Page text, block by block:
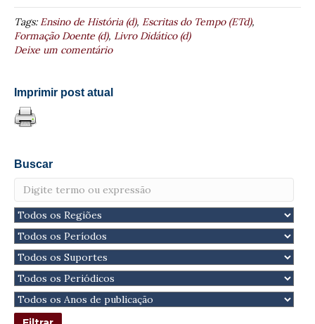
Tags:Ensino de História (d), Escritas do Tempo (ETd),
Formação Doente (d), Livro Didático (d)
Deixe um comentário
Imprimir post atual
Buscar